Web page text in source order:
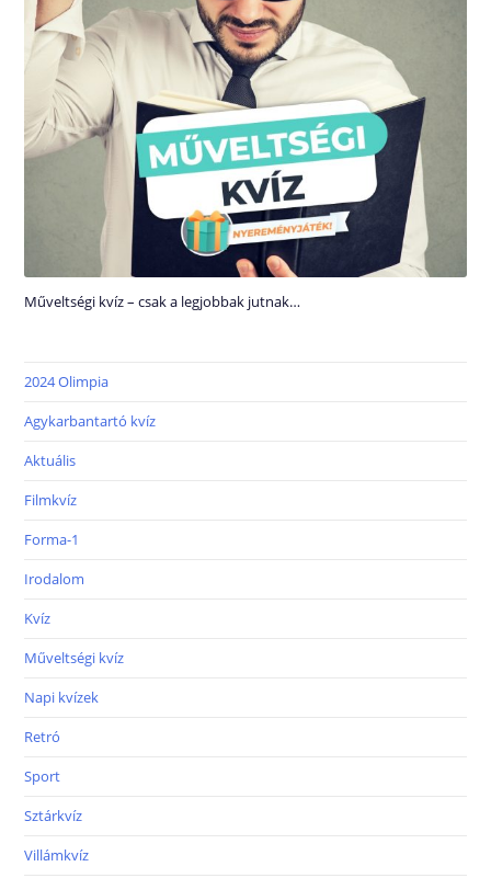
Műveltségi kvíz – csak a legjobbak jutnak…
2024 Olimpia
Agykarbantartó kvíz
Aktuális
Filmkvíz
Forma-1
Irodalom
Kvíz
Műveltségi kvíz
Napi kvízek
Retró
Sport
Sztárkvíz
Villámkvíz